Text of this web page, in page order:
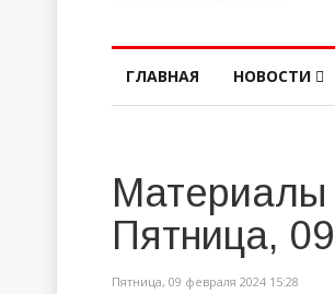
ГЛАВНАЯ НОВОСТИ
Материалы
Пятница,
Пятница, 09 февраля 2024 15:28